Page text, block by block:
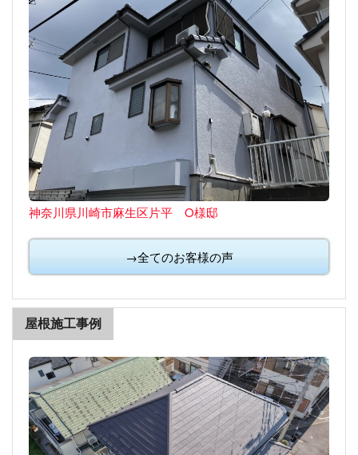
神奈川県川崎市麻生区片平 O様邸
→全てのお客様の声
屋根施工事例